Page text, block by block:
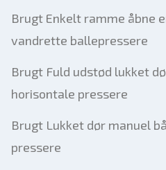
Brugt Enkelt ramme åbne
vandrette ballepressere
Brugt Fuld udstød lukket
horisontale pressere
Brugt Lukket dør manuel
pressere